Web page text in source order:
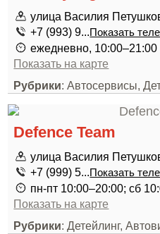
улица Василия
+7 (993) 9...Показать
ежедневно, 10:00–21:00
Показать на карте
Рубрики: Автосервисы,
Defence Team
улица Василия
+7 (999) 5...Показать
пн-пт 10:00–20:00; сб
Показать на карте
Рубрики: Детейлинг,